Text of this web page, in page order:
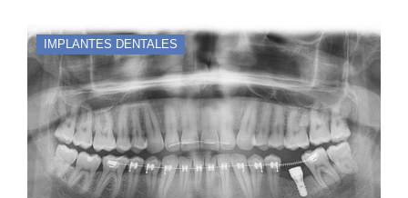
IMPLANTES DENTALES